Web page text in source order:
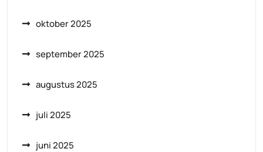
oktober 2025
september 2025
augustus 2025
juli 2025
juni 2025